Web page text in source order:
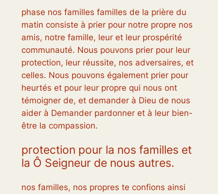
phase nos familles familles de la prière du
matin consiste à prier pour notre propre nos
amis, notre famille, leur et leur prospérité
communauté. Nous pouvons prier pour leur
protection, leur réussite, nos adversaires, et
celles. Nous pouvons également prier pour
heurtés et pour leur propre qui nous ont
témoigner de, et demander à Dieu de nous
aider à Demander pardonner et à leur bien-
être la compassion.
protection pour la nos familles et
la Ô Seigneur de nous autres.
nos familles, nos propres te confions ainsi